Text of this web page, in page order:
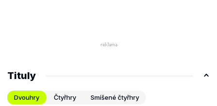
Tituly
Dvouhry Čtyřhry Smíšené čtyřhry